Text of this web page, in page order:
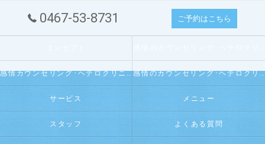
0467-53-8731 ご予約はこちら
感情カウンセリング･ヘテロクリニックの評判 感情のカウンセリング･ヘテロクリニックのお客様の声
サービス メニュー
スタッフ よくある質問